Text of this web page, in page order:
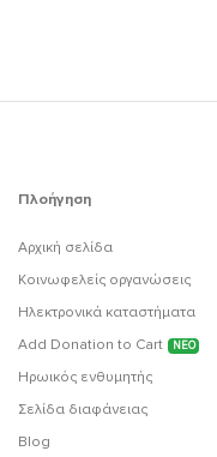
Πλοήγηση
Αρχική σελίδα
Κοινωφελείς οργανώσεις
Ηλεκτρονικά καταστήματα
Add Donation to Cart
ΝΕΟ
Ηρωικός ενθυμητής
Σελίδα διαφάνειας
Blog